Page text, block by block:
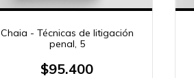
Chaia - Técnicas de litigación
penal, 5
$95.400